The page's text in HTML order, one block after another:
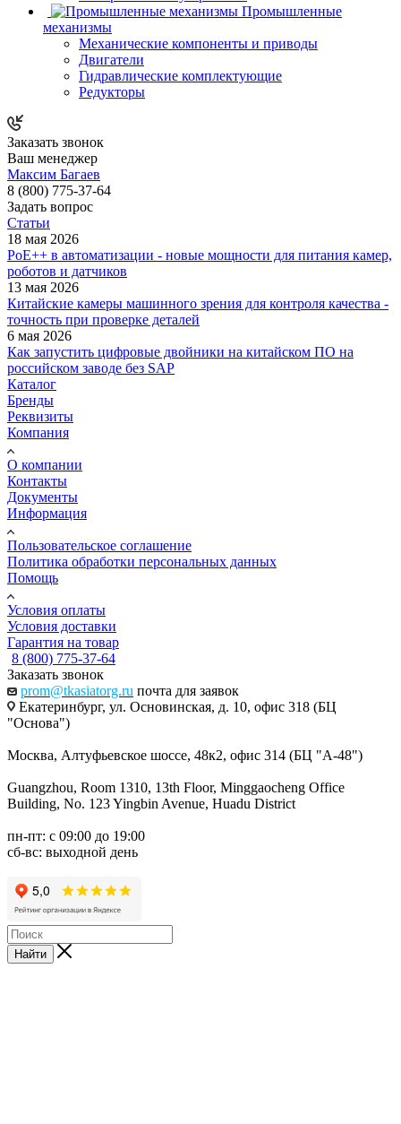
Промышленные
механизмы
Механические компоненты и приводы
Двигатели
Гидравлические комплектующие
Редукторы
Заказать звонок
Ваш менеджер
Максим Багаев
8 (800) 775-37-64
Задать вопрос
Статьи
18 мая 2026
PoE++ в автоматизации - новые мощности для питания камер,
роботов и датчиков
13 мая 2026
Китайские камеры машинного зрения для контроля качества -
точность при проверке деталей
6 мая 2026
Как запустить цифровые двойники на китайском ПО на
российском заводе без SAP
Каталог
Бренды
Реквизиты
Компания
О компании
Контакты
Документы
Информация
Пользовательское соглашение
Политика обработки персональных данных
Помощь
Условия оплаты
Условия доставки
Гарантия на товар
8 (800) 775-37-64
Заказать звонок
prom@tkasiatorg.ru почта для заявок
Екатеринбург, ул. Основинская, д. 10, офис 318 (БЦ
"Основа")
Москва, Алтуфьевское шоссе, 48к2, офис 314 (БЦ "А-48")
Guangzhou, Room 1310, 13th Floor, Minggaocheng Office
Building, No. 123 Yingbin Avenue, Huadu District
пн-пт: с 09:00 до 19:00
сб-вс: выходной день
Найти